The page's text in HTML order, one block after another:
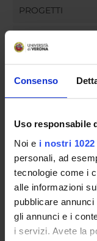
Consenso
Uso responsabile
Noi e i nostri
personali, ad
tecnologie come i
alle informazioni
pubblicare
gli annunci e i
i servizi. Avete la
PROGETTI
GOVERNANCE
COMMISSIONI
UFFICI E
SERVIZI DI